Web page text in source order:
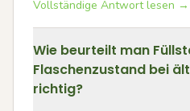
Vollständige Antwort lesen →
Wie beurteilt man
Flaschenzustand bei
richtig?